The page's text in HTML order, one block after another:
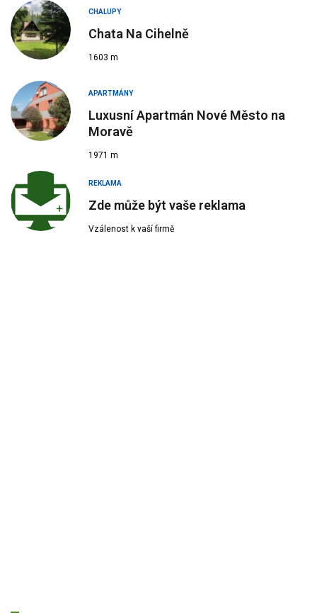
CHALUPY
Chata Na Cihelně
1603 m
APARTMÁNY
Luxusní Apartmán Nové Město na
Moravě
1971 m
REKLAMA
Zde může být vaše reklama
Vzálenost k vaší firmě